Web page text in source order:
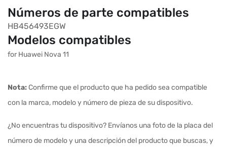
Números de parte compatibles
HB456493EGW
Modelos compatibles
for Huawei Nova 11
Nota:Confirme que el producto que ha pedido sea compatible
con la marca, modelo y número de pieza de su dispositivo.
¿No encuentras tu dispositivo? Envíanos una foto de la placa del
número de modelo y una descripción del producto que buscas, y